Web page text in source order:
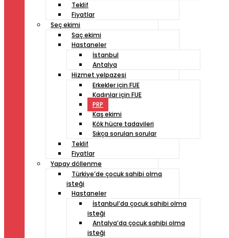
Teklif
Fiyatlar
Seç ekimi
Saç ekimi
Hastaneler
İstanbul
Antalya
Hizmet yelpazesi
Erkekler için FUE
Kadınlar için FUE
PRP
Kaş ekimi
Kök hücre tadavileri
Sıkça sorulan sorular
Teklif
Fiyatlar
Yapay döllenme
Türkiye’de çocuk sahibi olma
isteği
Hastaneler
İstanbul’da çocuk sahibi olma
isteği
Antalya’da çocuk sahibi olma
isteği